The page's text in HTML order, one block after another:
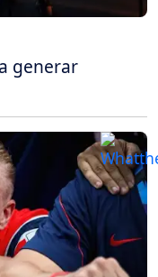
generar